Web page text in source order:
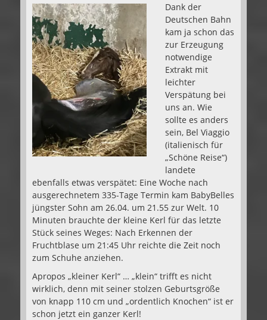
Dank der
Deutschen Bahn
kam ja schon das
zur Erzeugung
notwendige
Extrakt mit
leichter
Verspätung bei
uns an. Wie
sollte es anders
sein, Bel Viaggio
(italienisch für
„Schöne Reise“)
landete
ebenfalls etwas verspätet: Eine Woche nach
ausgerechnetem 335-Tage Termin kam BabyBelles
jüngster Sohn am 26.04. um 21.55 zur Welt. 10
Minuten brauchte der kleine Kerl für das letzte
Stück seines Weges: Nach Erkennen der
Fruchtblase um 21:45 Uhr reichte die Zeit noch
zum Schuhe anziehen.
Apropos „kleiner Kerl“ … „klein“ trifft es nicht
wirklich, denn mit seiner stolzen Geburtsgröße
von knapp 110 cm und „ordentlich Knochen“ ist er
schon jetzt ein ganzer Kerl!